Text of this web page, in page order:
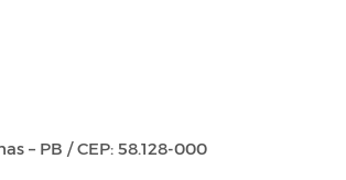
– PB / CEP: 58.128-000